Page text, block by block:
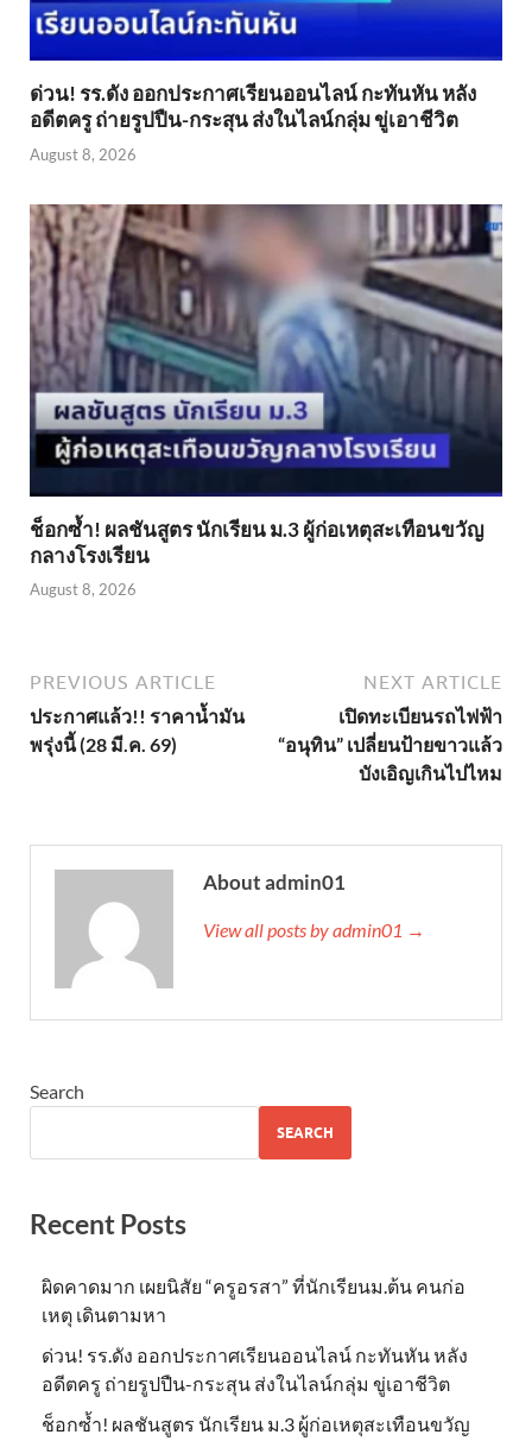
ด่วน! รร.ดัง ออกประกาศเรียนออนไลน์ กะทันหัน หลัง
อดีตครู ถ่ายรูปปืน-กระสุน ส่งในไลน์กลุ่ม ขู่เอาชีวิต
August 8, 2026
ช็อกซ้ำ! ผลชันสูตร นักเรียน ม.3 ผู้ก่อเหตุสะเทือนขวัญ
กลางโรงเรียน
August 8, 2026
PREVIOUS ARTICLE
ประกาศแล้ว!! ราคาน้ำมัน
พรุ่งนี้ (28 มี.ค. 69)
NEXT ARTICLE
เปิดทะเบียนรถไฟฟ้า
“อนุทิน” เปลี่ยนป้ายขาวแล้ว
บังเอิญเกินไปไหม
About admin01
View all posts by admin01 →
Search
SEARCH
Recent Posts
ผิดคาดมาก เผยนิสัย “ครูอรสา” ที่นักเรียนม.ต้น คนก่อ
เหตุ เดินตามหา
ด่วน! รร.ดัง ออกประกาศเรียนออนไลน์ กะทันหัน หลัง
อดีตครู ถ่ายรูปปืน-กระสุน ส่งในไลน์กลุ่ม ขู่เอาชีวิต
ช็อกซ้ำ! ผลชันสูตร นักเรียน ม.3 ผู้ก่อเหตุสะเทือนขวัญ